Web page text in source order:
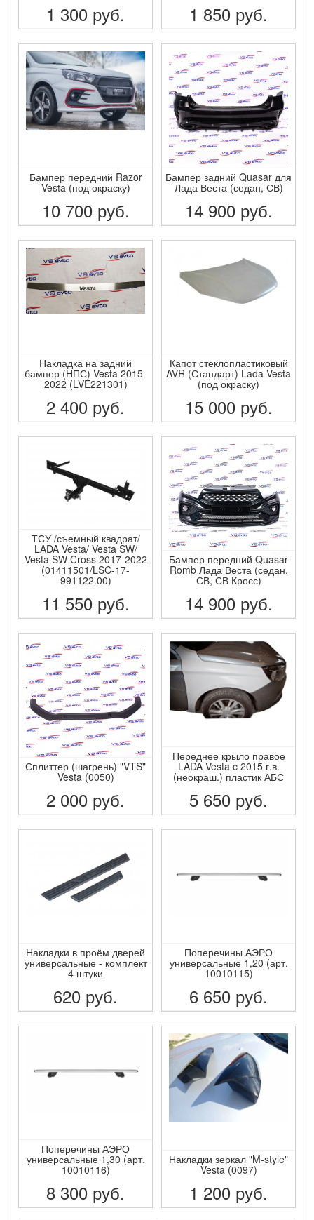
1 300 руб.
ПОДРОБНЕЕ
1 850 руб.
ПОДРОБНЕЕ
Бампер передний Razor
Vesta (под окраску)
10 700 руб.
ПОДРОБНЕЕ
Бампер задний Quasar для
Лада Веста (седан, СВ)
14 900 руб.
ПОДРОБНЕЕ
Накладка на задний
бампер (НПС) Vesta 2015-
2022 (LVE221301)
2 400 руб.
ПОДРОБНЕЕ
Капот стеклопластиковый
AVR (Стандарт) Lada Vesta
(под окраску)
15 000 руб.
ПОДРОБНЕЕ
ТСУ /съемный квадрат/
LADA Vesta/ Vesta SW/
Vesta SW Cross 2017-2022
(01411501/LSC-17-
991122.00)
11 550 руб.
ПОДРОБНЕЕ
Бампер передний Quasar
Romb Лада Веста (седан,
СВ, СВ Кросс)
14 900 руб.
ПОДРОБНЕЕ
Сплиттер (шагрень) "VTS"
Vesta (0050)
2 000 руб.
ПОДРОБНЕЕ
Переднее крыло правое
LADA Vesta c 2015 г.в.
(неокраш.) пластик АБС
5 650 руб.
ПОДРОБНЕЕ
Накладки в проём дверей
универсальные - комплект
4 штуки
620 руб.
ПОДРОБНЕЕ
Поперечины АЭРО
универсальные 1,20 (арт.
10010115)
6 650 руб.
ПОДРОБНЕЕ
Поперечины АЭРО
универсальные 1,30 (арт.
10010116)
8 300 руб.
Накладки зеркал "M-style"
Vesta (0097)
1 200 руб.